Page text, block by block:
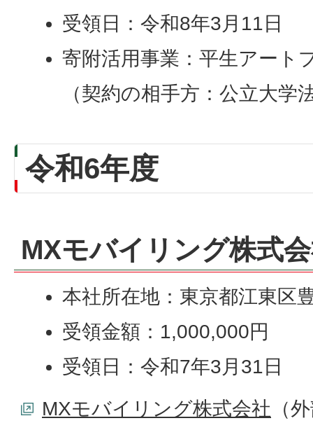
受領日：令和8年3月11日
寄附活用事業：平生アート
（契約の相手方：公立大学
令和6年度
MXモバイリング株式
本社所在地：東京都江東区
受領金額：1,000,000円
受領日：令和7年3月31日
MXモバイリング株式会社 （